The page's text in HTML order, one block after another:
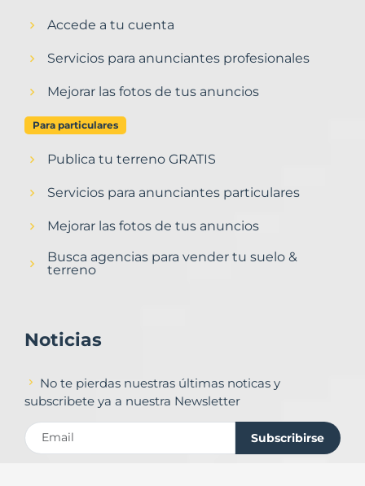
Accede a tu cuenta
Servicios para anunciantes profesionales
Mejorar las fotos de tus anuncios
Para particulares
Publica tu terreno GRATIS
Servicios para anunciantes particulares
Mejorar las fotos de tus anuncios
Busca agencias para vender tu suelo &
terreno
Noticias
No te pierdas nuestras últimas noticas y
subscribete ya a nuestra Newsletter
Subscribirse